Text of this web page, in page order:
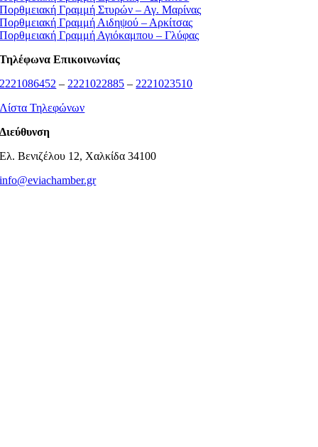
Πορθμειακή Γραμμή Στυρών – Αγ. Μαρίνας
Πορθμειακή Γραμμή Αιδηψού – Αρκίτσας
Πορθμειακή Γραμμή Αγιόκαμπου – Γλύφας
Τηλέφωνα Επικοινωνίας
2221086452 – 2221022885 – 2221023510
Λίστα Τηλεφώνων
Διεύθυνση
Ελ. Βενιζέλου 12, Χαλκίδα 34100
info@eviachamber.gr